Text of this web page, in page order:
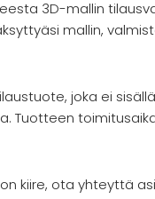
3D-mallin
mallin,
joka ei
Tuotteen
kiire, ota yhteyttä